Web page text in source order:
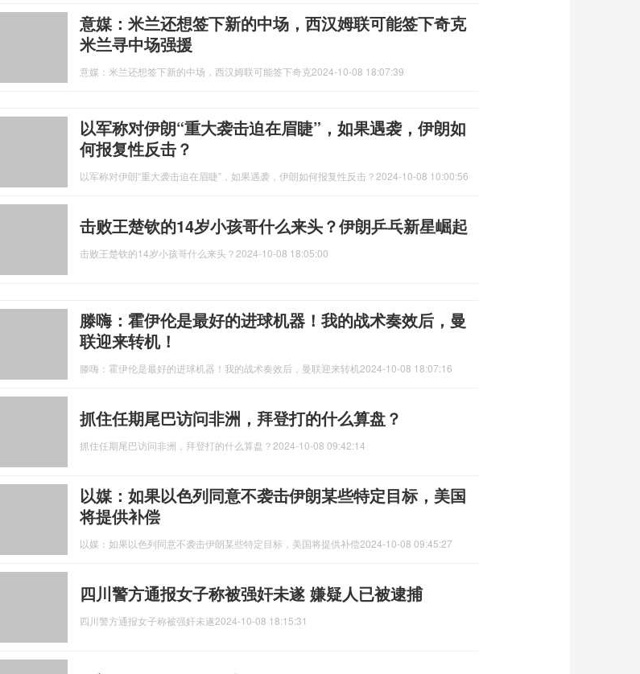
意媒：米兰还想签下新的中场，西汉姆联可能签下奇克
米兰寻中场强援
意媒：米兰还想签下新的中场，西汉姆联可能签下奇克2024-10-08 18:07:39
以军称对伊朗“重大袭击迫在眉睫”，如果遇袭，伊朗如
何报复性反击？
以军称对伊朗“重大袭击迫在眉睫”，如果遇袭，伊朗如何报复性反击？ 2024-10-08 10:00:56
击败王楚钦的14岁小孩哥什么来头？伊朗乒乓新星崛起
击败王楚钦的14岁小孩哥什么来头？ 2024-10-08 18:05:00
滕嗨：霍伊伦是最好的进球机器！我的战术奏效后，曼
联迎来转机！
滕嗨：霍伊伦是最好的进球机器！我的战术奏效后，曼联迎来转机 2024-10-08 18:07:16
抓住任期尾巴访问非洲，拜登打的什么算盘？
抓住任期尾巴访问非洲，拜登打的什么算盘？ 2024-10-08 09:42:14
以媒：如果以色列同意不袭击伊朗某些特定目标，美国
将提供补偿
以媒：如果以色列同意不袭击伊朗某些特定目标，美国将提供补偿2024-10-08 09:45:27
四川警方通报女子称被强奸未遂 嫌疑人已被逮捕
四川警方通报女子称被强奸未遂2024-10-08 18:15:31